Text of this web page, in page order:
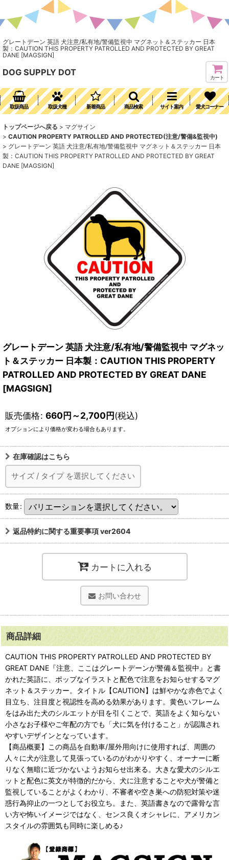
グレートデーン 英語 犬注意/私有地/警備監視中 マグネット＆ステッカー 日本
製：CAUTION THIS PROPERTY PATROLLED AND PROTECTED BY GREAT
DANE [MAGSIGN]
DOG SUPPLY DOT
カート
取扱商品 取扱犬種 新着商品 商品検索 サイト案内 愛犬コーナー
トップページへ戻る > マグサイン
> CAUTION PROPERTY PATROLLED AND PROTECTED(注意/警備&監視中)
> グレートデーン 英語 犬注意/私有地/警備監視中 マグネット＆ステッカー 日本
製：CAUTION THIS PROPERTY PATROLLED AND PROTECTED BY GREAT
DANE [MAGSIGN]
グレートデーン 英語 犬注意/私有地/警備監視中 マグネッ
ト＆ステッカー 日本製：CAUTION THIS PROPERTY
PATROLLED AND PROTECTED BY GREAT DANE
[MAGSIGN]
販売価格: 660円～2,700円(税込)
オプションにより価格が変わる場合もあります。
在庫確認はこちら
サイズ / タイプ を選択してください
数量:
返品特約に関する重要事項 ver2604
カートに入れる
お問い合わせ
商品詳細
CAUTION THIS PROPERTY PATROLLED AND PROTECTED BY
GREAT DANE『注意、ここはグレートデーンが警備＆監視中』と書
かれた英語に、ポップなイラストと配色で注意をお知らせするマグ
ネット＆ステッカー。タイトル【CAUTION】は鮮やかな赤色でよく
目立ち、注目度と視認性を高める効果があります。黄色いフレーム
をはみ出た犬のシルエットが目を引くことで、英語をよく知らない
小さなお子様やご年配の方でも「犬に気を付けること」が認識され
やすいデザインとなっています。
【商品概要】この商品を自動車/屋外用向けに使用すれば、周囲の
人々に犬が注意して見張っているのがわかりやすく、オーナーに断
りなく無暗に近づかないようお知らせ出来る。大きな愛犬のシルエ
ットと配色に英文が特徴的だから、犬に注意することや犬が警備と
監視していることがよくわかり、不審者や空き巣への防犯対策や迷
惑行為抑止の一つとしてお役立ち。また、英語書きなので露骨な言
い方や怖いイメージではなく、センス良くオシャレに、アメリカン
スタイルの雰囲気も同時に楽しめる♪